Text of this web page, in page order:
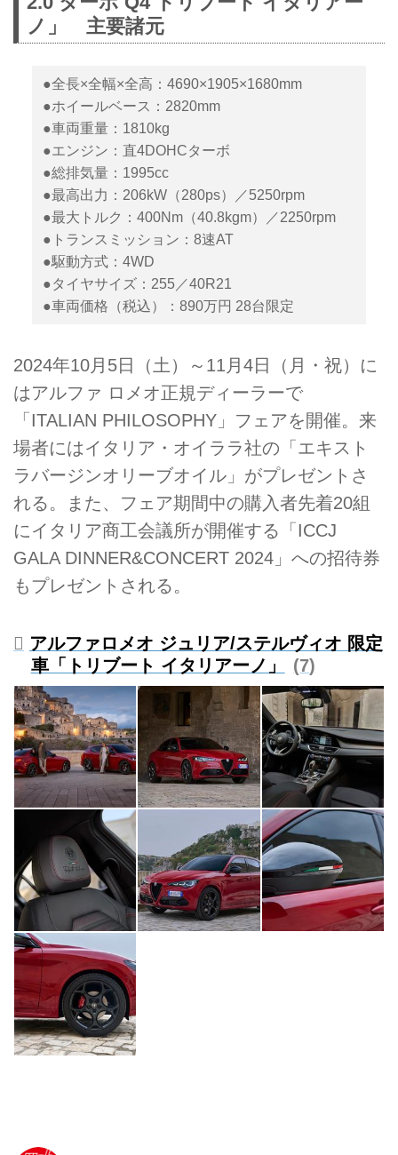
ノ」 主要諸元
●全長×全幅×全高：4690×1905×1680mm
●ホイールベース：2820mm
●車両重量：1810kg
●エンジン：直4DOHCターボ
●総排気量：1995cc
●最高出力：206kW（280ps）／5250rpm
●最大トルク：400Nm（40.8kgm）／2250rpm
●トランスミッション：8速AT
●駆動方式：4WD
●タイヤサイズ：255／40R21
●車両価格（税込）：890万円 28台限定
2024年10月5日（土）～11月4日（月・祝）に
はアルファ ロメオ正規ディーラーで
「ITALIAN PHILOSOPHY」フェアを開催。来
場者にはイタリア・オイララ社の「エキスト
ラバージンオリーブオイル」がプレゼントさ
れる。また、フェア期間中の購入者先着20組
にイタリア商工会議所が開催する「ICCJ
GALA DINNER&CONCERT 2024」への招待券
もプレゼントされる。
アルファロメオ ジュリア/ステルヴィオ 限定
車「トリブート イタリアーノ」
7